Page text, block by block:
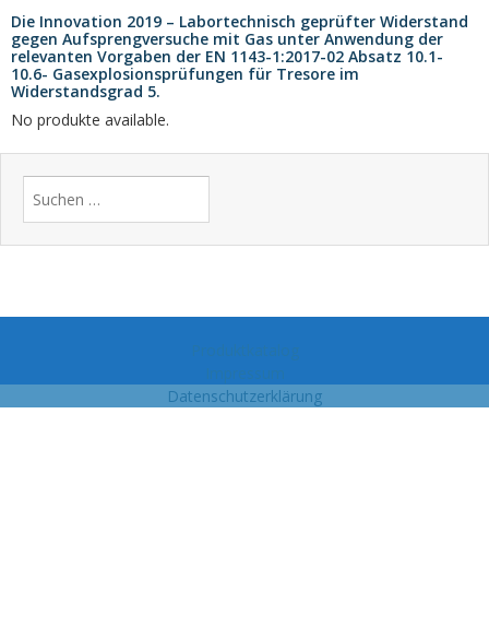
Die Innovation 2019 – Labortechnisch geprüfter Widerstand
gegen Aufsprengversuche mit Gas unter Anwendung der
relevanten Vorgaben der EN 1143-1:2017-02 Absatz 10.1-
10.6- Gasexplosionsprüfungen für Tresore im
Widerstandsgrad 5.
No produkte available.
nach:
Datenschutzerklärung